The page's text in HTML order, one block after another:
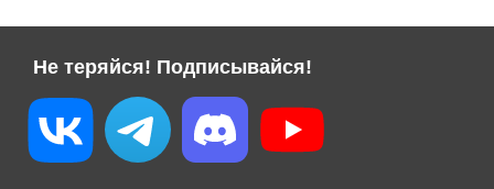
Не теряйся! Подписывайся!